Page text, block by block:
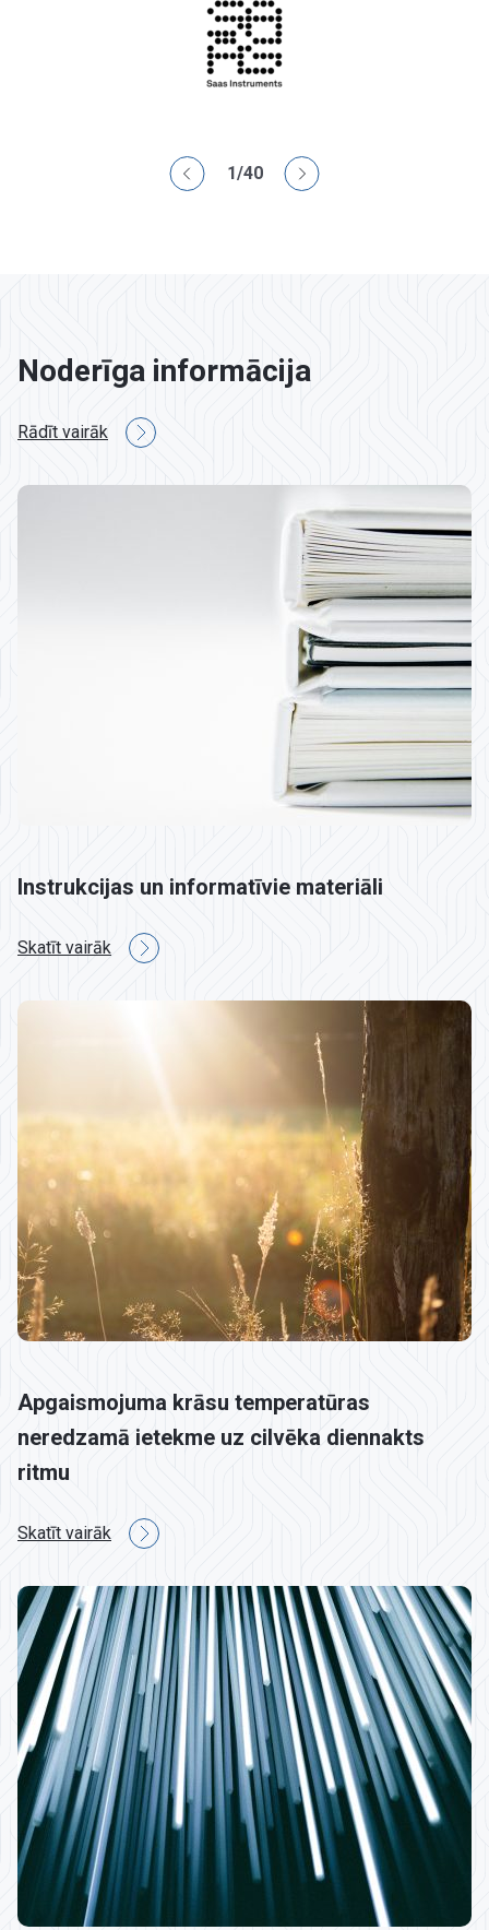
1/40
Rādīt vairāk
Noderīga informācija
Instrukcijas un informatīvie materiāli
Skatīt vairāk
Apgaismojuma krāsu temperatūras
neredzamā ietekme uz cilvēka diennakts
ritmu
Skatīt vairāk